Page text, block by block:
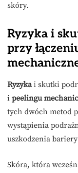
skóry.
Ryzyka i
przy
Ryzykai skutki
i peelingu
tych dwóch metod
wystąpienia
uszkodzenia
Skóra, która